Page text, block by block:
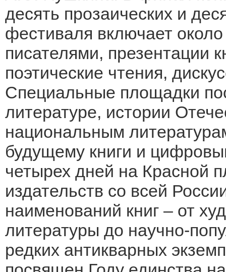
десять прозаических и
фестиваля включает
писателями, презентации
поэтические чтения,
Специальные площадки
литературе, истории
национальным
будущему книги и
четырех дней на Красной
издательств со всей
наименований книг – от
литературы до научно-
редких антикварных